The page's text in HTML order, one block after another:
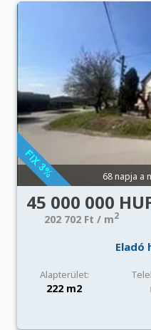
68 napja a
45 000 000
202 702 Ft / m2
Eladó
Alapterület:
222 m2